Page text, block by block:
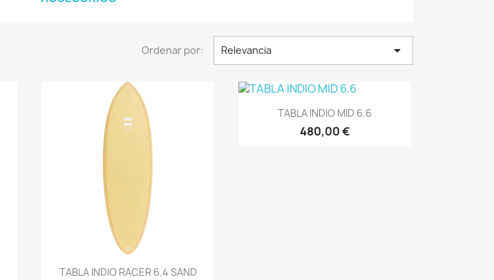
Ordenar por: Relevancia 
Vista rápida
TABLA INDIO RACER 6.4 SAND
 Vista rápida
TABLA INDIO MID 6.6
480,00 €